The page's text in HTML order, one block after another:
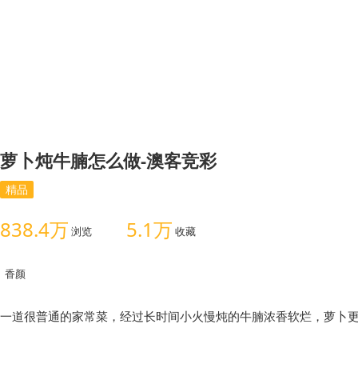
萝卜炖牛腩怎么做-澳客竞彩
精品
838.4万 浏览 5.1万 收藏
香颜
一道很普通的家常菜，经过长时间小火慢炖的牛腩浓香软烂，萝卜